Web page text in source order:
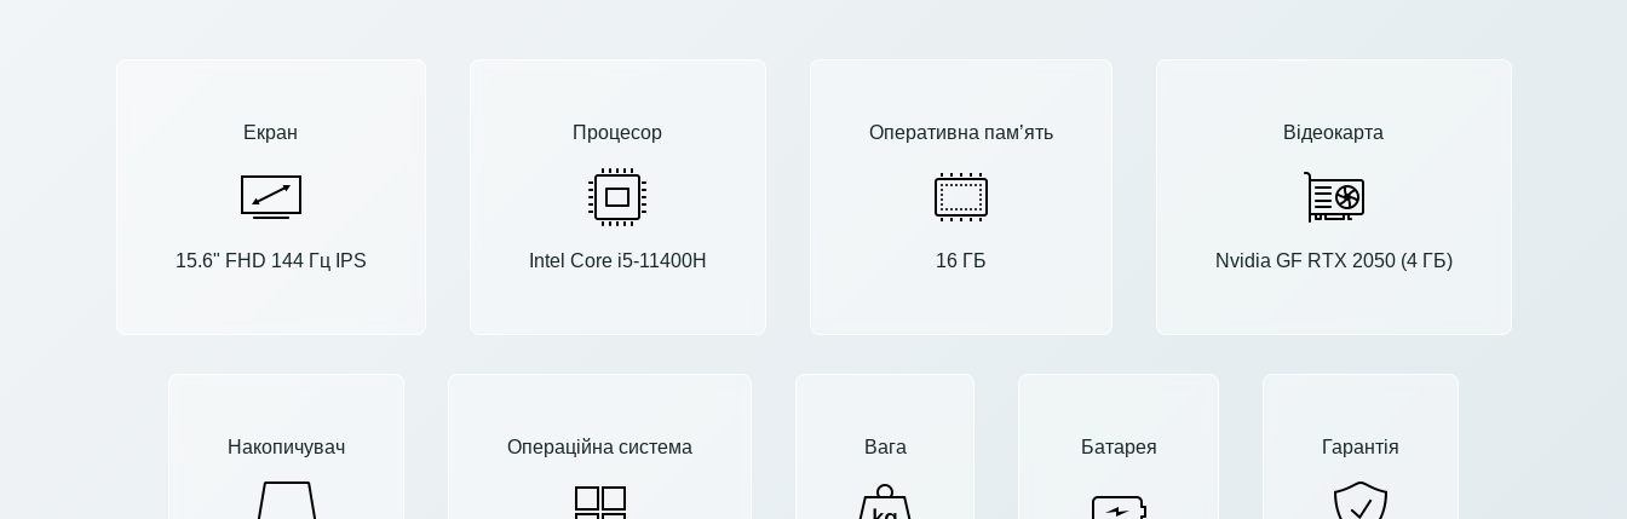
Екран
15.6" FHD 144 Гц IPS
Процесор
Intel Core i5-11400H
Оперативна пам’ять
16 ГБ
Відеокарта
Nvidia GF RTX 2050 (4 ГБ)
Накопичувач Операційна система Вага Батарея Гарантія